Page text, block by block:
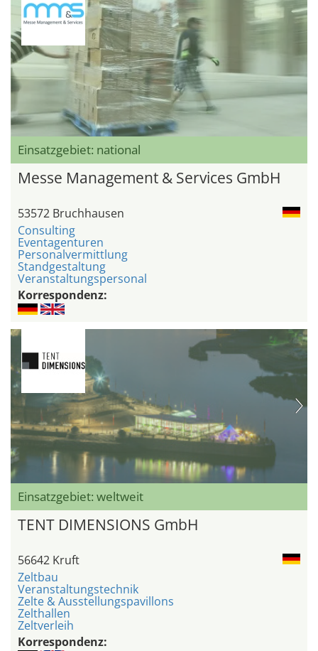
Einsatzgebiet: national
Messe Management & Services GmbH
53572 Bruchhausen
Consulting
Eventagenturen
Personalvermittlung
Standgestaltung
Veranstaltungspersonal
Korrespondenz:
Einsatzgebiet: weltweit
TENT DIMENSIONS GmbH
56642 Kruft
Zeltbau
Veranstaltungstechnik
Zelte & Ausstellungspavillons
Zelthallen
Zeltverleih
Korrespondenz: